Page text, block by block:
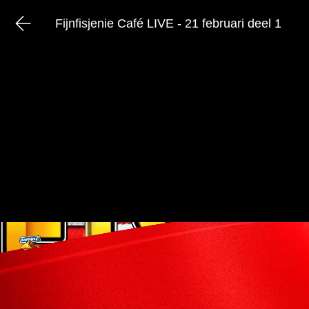
Fijnfisjenie Café LIVE - 21 februari deel 1